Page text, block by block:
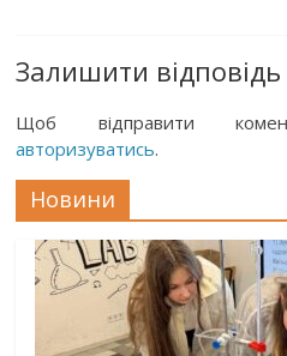
Залишити відповідь
Щоб відправити
авторизуватись.
Новини